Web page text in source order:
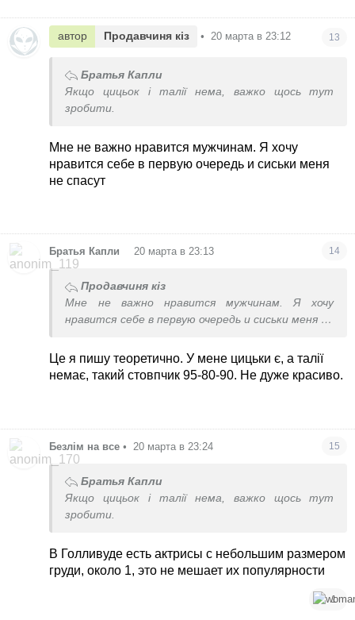
автор Продавчиня кіз • 20 марта в 23:12 13
Братья Капли
Якщо цицьок і талії нема, важко щось тут
зробити.
Мне не важно нравится мужчинам. Я хочу
нравится себе в первую очередь и сиськи меня
не спасут
Братья Капли 20 марта в 23:13 14
Продавчиня кіз
Мне не важно нравится мужчинам. Я хочу
нравится себе в первую очередь и сиськи меня не
Це я пишу теоретично. У мене цицьки є, а талії
немає, такий стовпчик 95-80-90. Не дуже красиво.
Безлім на все • 20 марта в 23:24 15
Братья Капли
Якщо цицьок і талії нема, важко щось тут
зробити.
В Голливуде есть актрисы с небольшим размером
груди, около 1, это не мешает их популярности
1